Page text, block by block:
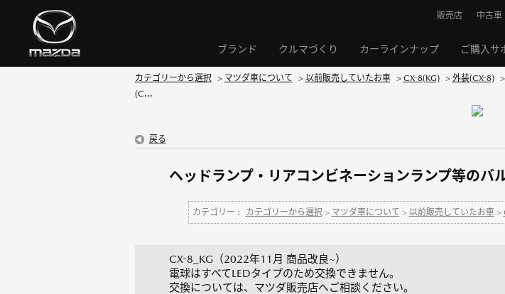
ブランド クルマづくり カーラインナップ ご購入サ
販売店 中古車
カテゴリーから選択 > マツダ車について > 以前販売していたお車 > CX-8(KG) > 外装(CX-8) >
(C...
戻る
ヘッドランプ・リアコンビネーションランプ等のバ
カテゴリー : カテゴリーから選択 > マツダ車について > 以前販売していたお車>
CX-8_KG（2022年11月 商品改良~）
電球はすべてLEDタイプのため交換できません。
交換については、マツダ販売店へご相談ください。